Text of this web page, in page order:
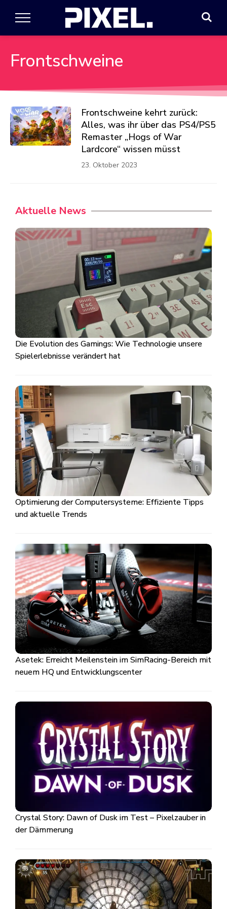
Frontschweine
Frontschweine kehrt zurück:
Alles, was ihr über das PS4/PS5
Remaster „Hogs of War
Lardcore“ wissen müsst
23. Oktober 2023
Aktuelle News
Die Evolution des Gamings: Wie Technologie unsere
Spielerlebnisse verändert hat
Optimierung der Computersysteme: Effiziente Tipps
und aktuelle Trends
Asetek: Erreicht Meilenstein im SimRacing-Bereich mit
neuem HQ und Entwicklungscenter
Crystal Story: Dawn of Dusk im Test – Pixelzauber in
der Dämmerung